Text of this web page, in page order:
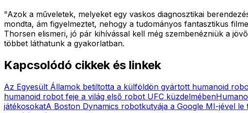
"Azok a műveletek, melyeket egy vaskos diagnosztikai
mondta, ám figyelmeztet, nehogy a tudományos fantasztikus
Thorsen elismeri, jó pár kihívással kell még szembenézniük a
többet láthatunk a gyakorlatban.
Kapcsolódó cikkek és linkek
Az Egyesült Államok betiltotta a külföldön gyártott humanoid
humanoid robot feje a világ első robot UFC küzdelmében
játékosokatA Boston Dynamics robotkutyája a Google MI-jével le